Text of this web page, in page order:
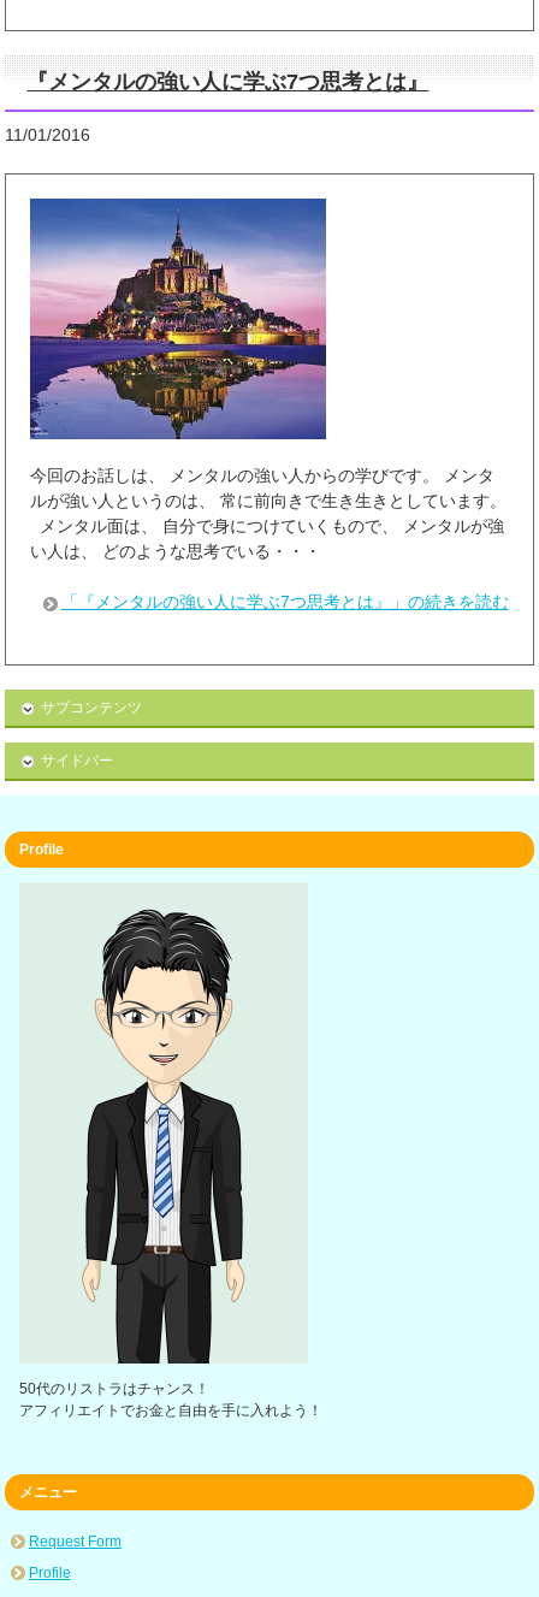
『メンタルの強い人に学ぶ7つ思考とは』
11/01/2016
今回のお話しは、 メンタルの強い人からの学びです。 メンタ
ルが強い人というのは、 常に前向きで生き生きとしています。
メンタル面は、 自分で身につけていくもので、 メンタルが強
い人は、 どのような思考でいる・・・
「『メンタルの強い人に学ぶ7つ思考とは』」の続きを読む
サブコンテンツ
サイドバー
Profile
50代のリストラはチャンス！
アフィリエイトでお金と自由を手に入れよう！
メニュー
Request Form
Profile